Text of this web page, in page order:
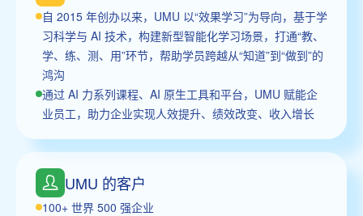
自 2015 年创办以来，UMU 以“效果学习”为导向，基于学
习科学与 AI 技术，构建新型智能化学习场景，打通“教、
学、练、测、用”环节，帮助学员跨越从“知道”到“做到”的
鸿沟
通过 AI 力系列课程、AI 原生工具和平台，UMU 赋能企
业员工，助力企业实现人效提升、绩效改变、收入增长
UMU 的客户
100+ 世界 500 强企业